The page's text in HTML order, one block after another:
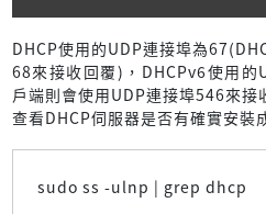
DHCP使用的UDP連接埠為
68來接收回覆)，DHCPv6使用
戶端則會使用UDP連接埠546來
查看DHCP伺服器是否有確實安裝
sudo ss -ulnp | grep dhcp